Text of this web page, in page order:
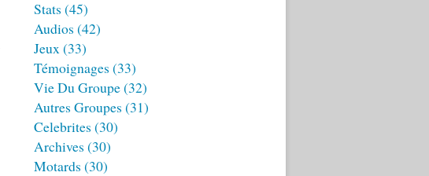
Stats (45)
Audios (42)
Jeux(33)
Témoignages (33)
Vie Du Groupe(32)
Autres Groupes (31)
Celebrites (30)
Archives (30)
Motards (30)